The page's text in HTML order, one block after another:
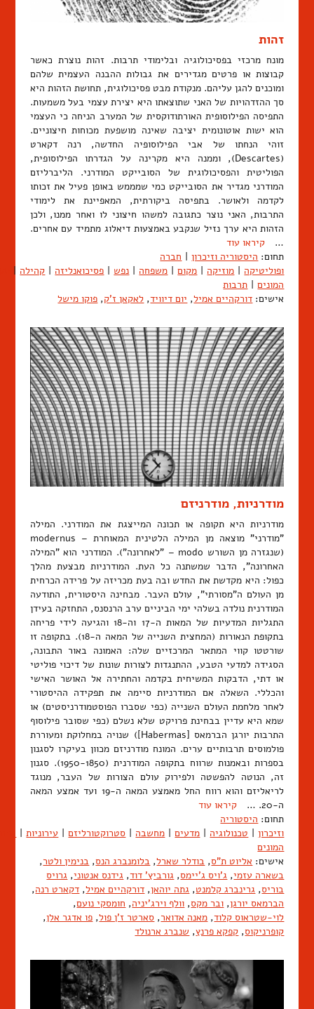
זהות
מונח מרכזי בפסיכולוגיה ובלימודי תרבות. זהות נוצרת כאשר
קבוצות או פרטים מגדירים את גבולות ההבנה העצמית שלהם
ומוכנים להגן עליהם. מנקודת מבט פסיכולוגית, תחושת הזהות היא
סך ההזדהויות של האני שתוצאתו היא יצירת עצמי בעל משמעות.
התפיסה הפילוסופית האורתודוקסית של המערב הניחה כי העצמי
הוא ישות אוטונומית יציבה שאינה מושפעת מכוחות חיצוניים.
זוהי הנחתו של אבי הפילוסופיה החדשה, רנה דקארט
(Descartes), וממנה היא מקרינה על הגדרתו הפילוסופית,
הפוליטית והפסיכולוגית של הסובייקט המודרני. הליברליזם
המודרני מגדיר את הסובייקט כמי שמממש באופן פעיל את זכותו
לקדמה ולאושר. בתפיסה ביקורתית, המאפיינת את לימודי
התרבות, האני נוצר כתגובה למשהו חיצוני לו ואחר ממנו, ולכן
הזהות היא ערך נזיל שנקבע באמצעות דיאלוג מתמיד עם אחרים.
… קיראו עוד
תחום: היסטוריה וזיכרון | חברה
ופוליטיקה | מוזיקה | מקום | משפחה | נפש | פסיכואנליזה | קהילה |
המונים | תרבות
אישים: דורקהיים אמיל, יום דיוויד, לאקאן ז'ק, פוקו מישל
מודרניות, מודרניזם
מודרניות היא תקופה או תכונה המייצגת את המודרני. המילה
"מודרני" מוצאה מן המילה הלטינית המאוחרת – modernus
(שנגזרה מן השורש modo – "לאחרונה"). המודרני הוא "המילה
האחרונה", הדבר שמשתנה כל העת. המודרניות מבצעת מהלך
כפול: היא מקדשת את החדש ובה בעת מכריזה על פרידה הכרחית
מן העולם ה"מסורתי", עולם העבר. מבחינה היסטורית, התודעה
המודרנית נולדה בשלהי ימי הביניים ערב הרנסנס, התחזקה בעידן
התגליות המדעיות של המאות ה-17 וה-18 והגיעה לידי פריחה
בתקופת הנאורות (המחצית השנייה של המאה ה-18). בתקופה זו
שורטטו קווי המתאר המרכזיים שלה: האמונה באור התבונה,
הסגידה למדעי הטבע, ההתנגדות לצורות שונות של דיכוי פוליטי
או דתי, הדבקות המשיחית בקדמה והחתירה אל האושר האישי
והכללי. השאלה אם המודרניות סיימה את תפקידה ההיסטורי
לאחר מלחמת העולם השנייה (כפי שסברו הפוסטמודרניסטים) או
שמא היא עדיין בבחינת פרויקט שלא נשלם (כפי שסובר פילוסוף
התרבות יורגן הברמאס [Habermas]) שנויה במחלוקת ומעוררת
פולמוסים תרבותיים ערים. המונח מודרניזם מכוון בעיקרו לסגנון
בספרות ובאמנות שרווח בתקופה המודרנית (1950-1850). סגנון
זה, הנוטה להפשטה ולפירוק עולם הצורות של העבר, מנוגד
לריאליזם והוא רווח החל מאמצע המאה ה-19 ועד אמצע המאה
ה-20. …
קיראו עוד
תחום: היסטוריה
וזיכרון | טכנולוגיה | מדעים | מחשבה | סטרוקטורליזם | עירוניות |
המונים
אישים: אליוט ת"ס, בודלר שארל, בלומנברג הנס, בנימין ולטר,
בשארה עזמי, ג'ויס ג'יימס, גורביץ' דוד, גידנס אנטוני, גרויס
בוריס, גרינברג קלמנט, גתה יוהאן, דורקהיים אמיל, דקארט רנה,
הברמאס יורגן, ובר מקס, וולף וירג'יניה, חומסקי נועם,
לוי-שטראוס קלוד, מאנה אדואר, סארטר ז'ן פול, פו אדגר אלן,
קופרניקוס, קפקא פרנץ, שנברג ארנולד